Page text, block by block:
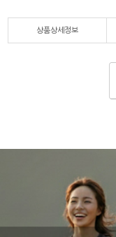
상품상세정보